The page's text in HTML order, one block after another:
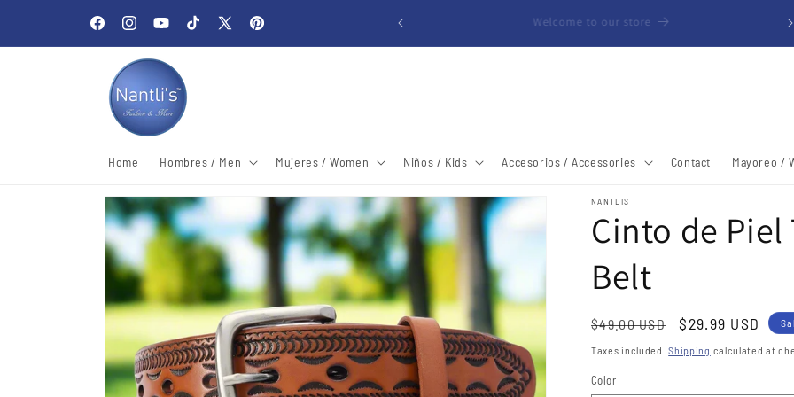
FacebookInstagramYouTubeTikTok X
Pinterest
Welcome to our store Free shipping within the United States (48 Contiguous States)
Home Hombres / Men Mujeres / Women Niños / Kids Accesorios / Accessories Contact Mayoreo /
Skip to
product
information
NANTLIS
Cinto de Piel
Belt
Regular
price
$49.00 USD
Sale
price
$29.99 USD
Taxes included.Shipping calculated at
Color